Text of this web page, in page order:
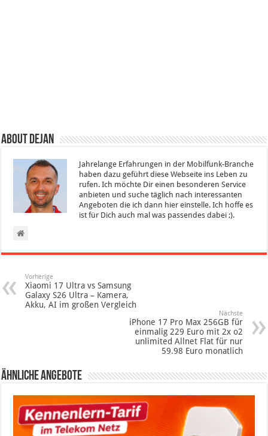
About Dejan
Jahrelange Erfahrungen in der Mobilfunk-Branche
haben dazu geführt diese Webseite ins Leben zu
rufen. Ich möchte Dir einen besonderen Service
anbieten und suche täglich nach interessanten
Angeboten die ich dann hier einstelle. Ich hoffe es
ist für Dich auch mal was passendes dabei ;).
Vorherige
Xiaomi 17 Ultra vs Samsung
Galaxy S26 Ultra – Kamera,
Akku, AI im großen Vergleich
Nächste
iPhone 17 Pro Max 256GB für
einmalig 229 Euro mit 2x o2
unlimited Allnet Flat für nur
59.98 Euro monatlich
Ähnliche Angebote